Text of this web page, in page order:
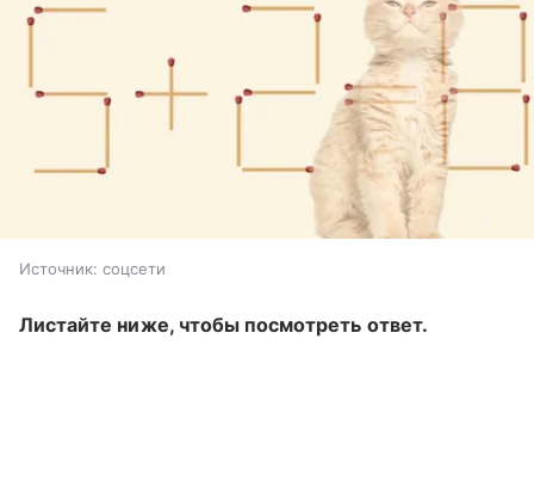
Источник: соцсети
Листайте ниже, чтобы посмотреть ответ.